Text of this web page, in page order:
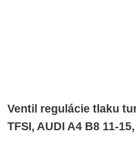
Ventil regulácie tlaku
TFSI, AUDI A4 B8 11-